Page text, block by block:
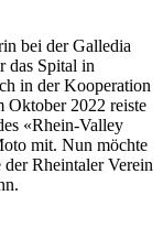
bei der Galledia
das Spital in
in der Kooperation
Oktober 2022 reiste
«Rhein-Valley
mit. Nun möchte
Rheintaler Verein